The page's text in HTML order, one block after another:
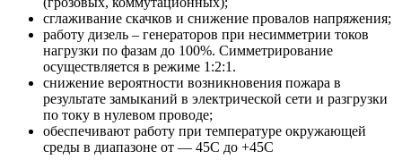
сглаживание скачков и снижение провалов напряжения;
работу дизель – генераторов при несимметрии токов
нагрузки по фазам до 100%. Симметрирование
осуществляется в режиме 1:2:1.
снижение вероятности возникновения пожара в
результате замыканий в электрической сети и разгрузки
по току в нулевом проводе;
обеспечивают работу при температуре окружающей
среды в диапазоне от — 45С до +45С